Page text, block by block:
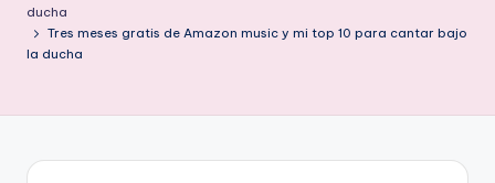
en
el
intento
ducha
Tres meses gratis de Amazon music y mi top 10 para cantar bajo
la ducha